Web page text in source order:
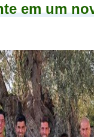
em um